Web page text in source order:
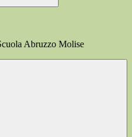
Abruzzo Molise